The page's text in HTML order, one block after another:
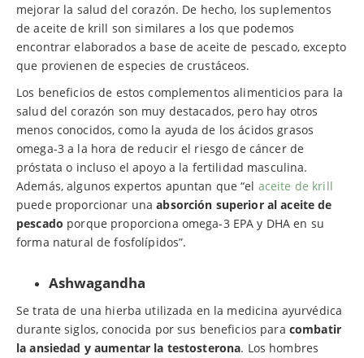
mejorar la salud del corazón. De hecho, los suplementos
de aceite de krill son similares a los que podemos
encontrar elaborados a base de aceite de pescado, excepto
que provienen de especies de crustáceos.
Los beneficios de estos complementos alimenticios para la
salud del corazón son muy destacados, pero hay otros
menos conocidos, como la ayuda de los ácidos grasos
omega-3 a la hora de reducir el riesgo de cáncer de
próstata o incluso el apoyo a la fertilidad masculina.
Además, algunos expertos apuntan que “el aceite de krill
puede proporcionar unaabsorción superior al aceite de
pescado porque proporciona omega-3 EPA y DHA en su
forma natural de fosfolípidos”.
Ashwagandha
Se trata de una hierba utilizada en la medicina ayurvédica
durante siglos, conocida por sus beneficios para combatir
la ansiedad y aumentar la testosterona. Los hombres